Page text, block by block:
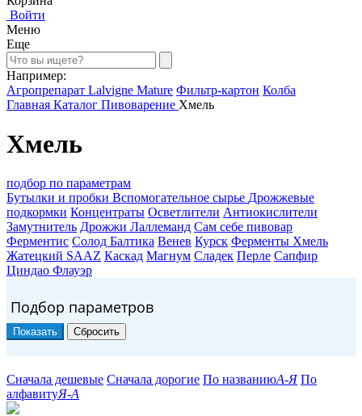
Войти
Меню
Еще
Например:
Агропрепарат Lalvigne Mature Фильтр-картон Колба
Главная Каталог Пивоварение Хмель
Хмель
подбор по параметрам
Бутылки и пробки Вспомогательное сырье Дрожжевые
подкормки Концентраты Осветлители Антиокислители
Замутнитель Дрожжи Лаллеманд Сам себе пивовар
Ферментис Солод Балтика Венев Курск Ферменты Хмель
Жатецкий SAAZ Каскад Магнум Сладек Перле Сапфир
Циндао Флауэр
Подбор параметров
Сначала дешевые Сначала дорогие По названиюА-Я По
алфавитуЯ-А